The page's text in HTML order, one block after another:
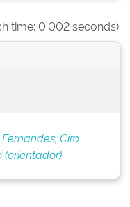
time: 0.002 seconds).
Fernandes, Ciro
(orientador)